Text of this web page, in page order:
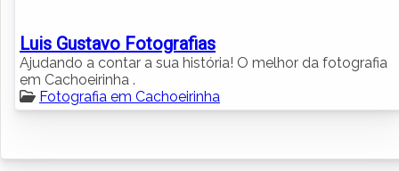
Luis Gustavo Fotografias
Ajudando a contar a sua história! O melhor da fotografia
em Cachoeirinha .
Fotografia em Cachoeirinha